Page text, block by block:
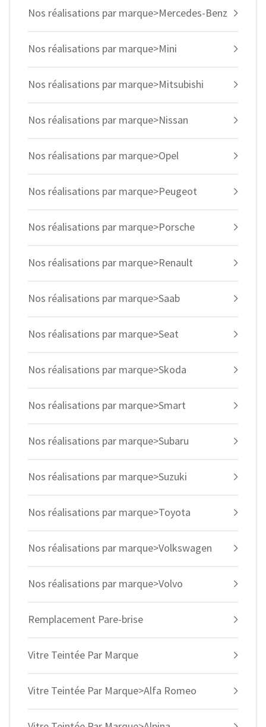
Nos réalisations par marque>Mercedes-Benz
Nos réalisations par marque>Mini
Nos réalisations par marque>Mitsubishi
Nos réalisations par marque>Nissan
Nos réalisations par marque>Opel
Nos réalisations par marque>Peugeot
Nos réalisations par marque>Porsche
Nos réalisations par marque>Renault
Nos réalisations par marque>Saab
Nos réalisations par marque>Seat
Nos réalisations par marque>Skoda
Nos réalisations par marque>Smart
Nos réalisations par marque>Subaru
Nos réalisations par marque>Suzuki
Nos réalisations par marque>Toyota
Nos réalisations par marque>Volkswagen
Nos réalisations par marque>Volvo
Remplacement Pare-brise
Vitre Teintée Par Marque
Vitre Teintée Par Marque>Alfa Romeo